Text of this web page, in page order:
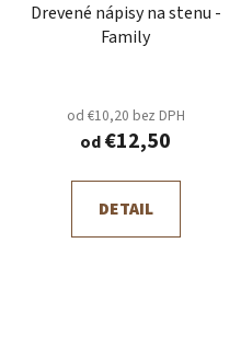
Drevené nápisy na stenu -
Family
od €10,20 bez DPH
od€12,50
DETAIL